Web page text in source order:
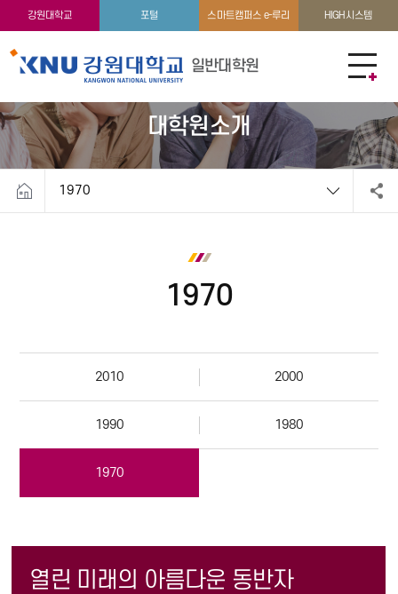
강원대학교 포털 스마트캠퍼스 e-루리 HIGH시스템
일반대학원
학과안내
대학원소개
1970
1970
2010 2000
1990 1980
1970
열린 미래의 아름다운 동반자